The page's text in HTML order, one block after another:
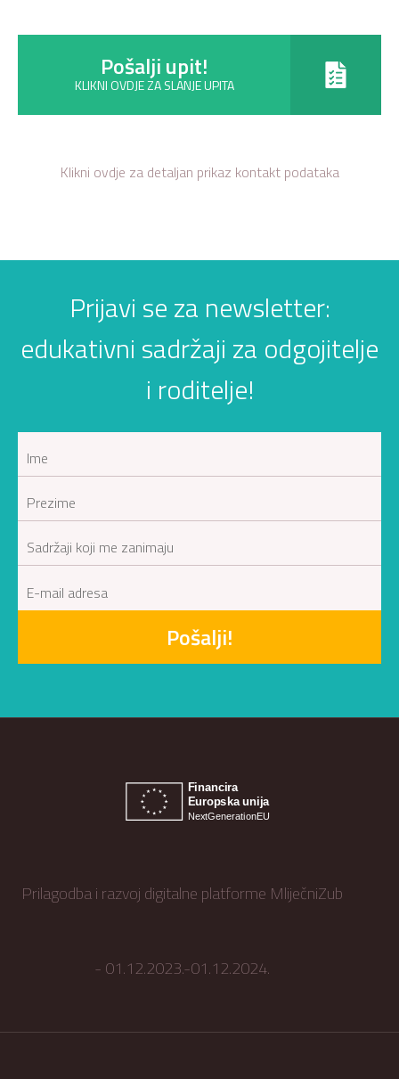
Pošalji upit!
KLIKNI OVDJE ZA SLANJE UPITA
Klikni ovdje za detaljan prikaz kontakt podataka
Prijavi se za newsletter:
edukativni sadržaji za odgojitelje
i roditelje!
Pošalji!
Prilagodba i razvoj digitalne platforme MliječniZub
- 01.12.2023.-01.12.2024.